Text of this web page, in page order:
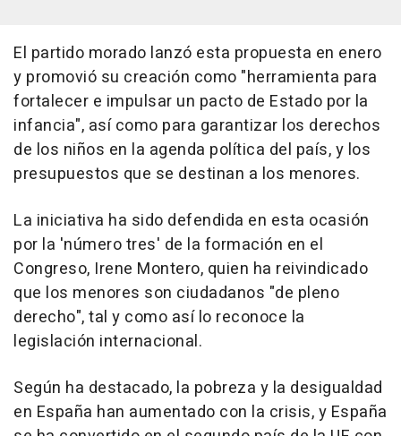
El partido morado lanzó esta propuesta en enero
y promovió su creación como "herramienta para
fortalecer e impulsar un pacto de Estado por la
infancia", así como para garantizar los derechos
de los niños en la agenda política del país, y los
presupuestos que se destinan a los menores.
La iniciativa ha sido defendida en esta ocasión
por la 'número tres' de la formación en el
Congreso, Irene Montero, quien ha reivindicado
que los menores son ciudadanos "de pleno
derecho", tal y como así lo reconoce la
legislación internacional.
Según ha destacado, la pobreza y la desigualdad
en España han aumentado con la crisis, y España